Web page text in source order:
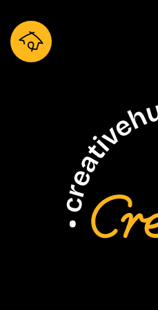
Drops